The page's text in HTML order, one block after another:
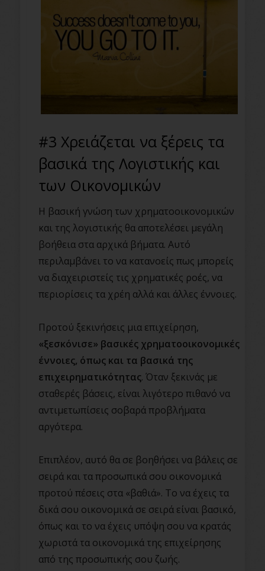
#3 Χρειάζεται να ξέρεις τα
βασικά της Λογιστικής και
των Οικονομικών
Η βασική γνώση των χρηματοοικονομικών
και της λογιστικής θα αποτελέσει μεγάλη
βοήθεια στα αρχικά βήματα. Αυτό
περιλαμβάνει το να κατανοείς πως μπορείς
να διαχειριστείς τις χρηματικές ροές, να
περιορίσεις τα χρέη αλλά και άλλες έννοιες.
Προτού ξεκινήσεις μια επιχείρηση,
«ξεσκόνισε» βασικές χρηματοοικονομικές
έννοιες, όπως και τα βασικά της
επιχειρηματικότητας. Όταν ξεκινάς με
σταθερές βάσεις, είναι λιγότερο πιθανό να
αντιμετωπίσεις σοβαρά προβλήματα
αργότερα.
Επιπλέον, αυτό θα σε βοηθήσει να βάλεις σε
σειρά και τα προσωπικά σου οικονομικά
προτού πέσεις στα «βαθιά». Το να έχεις τα
δικά σου οικονομικά σε σειρά είναι βασικό,
όπως και το να έχεις υπόψη σου να κρατάς
χωριστά τα οικονομικά της επιχείρησης
από της προσωπικής σου ζωής.